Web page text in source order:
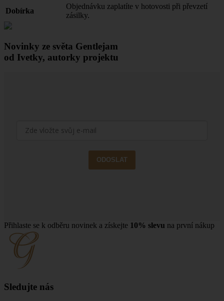
Dobírka
Objednávku zaplatíte v hotovosti při převzetí
zásilky.
Novinky ze světa Gentlejam
od Ivetky, autorky projektu
ODOSLAT
Přihlaste se k odběru novinek a získejte 10% slevu na první nákup
Sledujte nás